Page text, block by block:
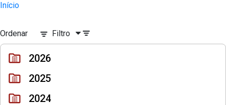
Início
Ordenar Filtro
2026
2025
2024